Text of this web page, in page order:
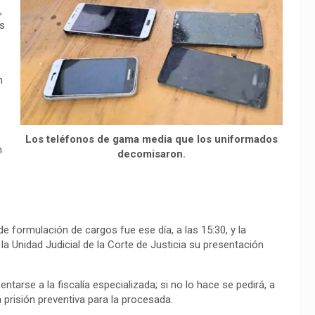
Los teléfonos de gama media que los uniformados
decomisaron.
formulación de cargos fue ese día, a las 15:30, y la
Unidad Judicial de la Corte de Justicia su presentación
a la fiscalía especializada; si no lo hace se pedirá, a
preventiva para la procesada.